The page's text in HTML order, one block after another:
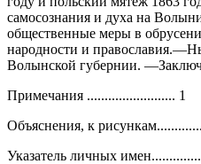
самосознания и духа на
общественные меры в
народности и
Волынской губернии.
Примечания ......................... 1
Объяснения, к
Указатель личных